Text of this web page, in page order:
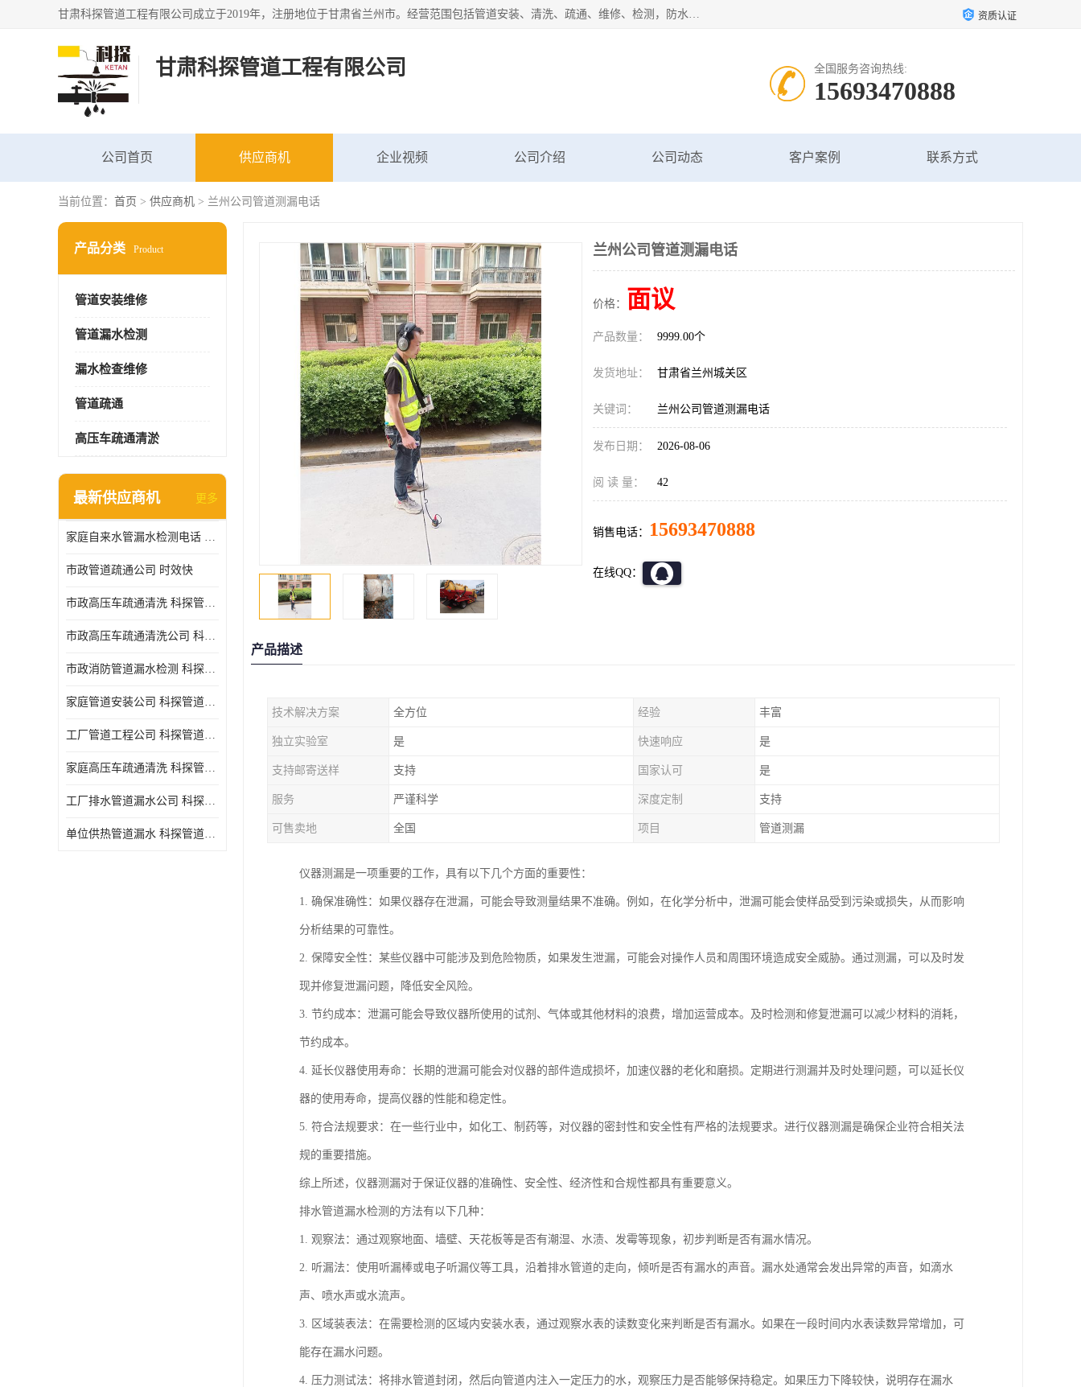
甘肃科探管道工程有限公司成立于2019年，注册地位于甘肃省兰州市。经营范围包括管道安装、清洗、疏通、维修、检测，防水工程，工程钻孔，化粪池清理，暖气安装，给排水管道安装维修，室内外管道如消防、供水、供热管道漏水检测定位，室内外防水堵漏等。 资质认证
甘肃科探管道工程有限公司 全国服务咨询热线:
15693470888
公司首页 供应商机 企业视频 公司介绍 公司动态 客户案例 联系方式
当前位置： 首页 > 供应商机 > 兰州公司管道测漏电话
产品分类 Product
管道安装维修
管道漏水检测
漏水检查维修
管道疏通
高压车疏通清淤
最新供应商机 更多
家庭自来水管漏水检测电话 服务周到
市政管道疏通公司 时效快
市政高压车疏通清洗 科探管道工程 设备齐
市政高压车疏通清洗公司 科探管道工程 经验丰富
市政消防管道漏水检测 科探管道工程 快速上门
家庭管道安装公司 科探管道工程 团队服务
工厂管道工程公司 科探管道工程 时效快
家庭高压车疏通清洗 科探管道工程 服务周到
工厂排水管道漏水公司 科探管道工程 快速上门
单位供热管道漏水 科探管道工程 设备齐
兰州公司管道测漏电话
价格： 面议
产品数量： 9999.00个
发货地址： 甘肃省兰州城关区
关键词： 兰州公司管道测漏电话
发布日期： 2026-08-06
阅 读 量： 42
销售电话： 15693470888
在线QQ：
产品描述
技术解决方案 全方位 经验 丰富
独立实验室 是 快速响应 是
支持邮寄送样 支持 国家认可 是
服务 严谨科学 深度定制 支持
可售卖地 全国 项目 管道测漏
仪器测漏是一项重要的工作，具有以下几个方面的重要性：
1. 确保准确性：如果仪器存在泄漏，可能会导致测量结果不准确。例如，在化学分析中，泄漏可能会使样品受到污染或损失，从而影响
分析结果的可靠性。
2. 保障安全性：某些仪器中可能涉及到危险物质，如果发生泄漏，可能会对操作人员和周围环境造成安全威胁。通过测漏，可以及时发
现并修复泄漏问题，降低安全风险。
3. 节约成本：泄漏可能会导致仪器所使用的试剂、气体或其他材料的浪费，增加运营成本。及时检测和修复泄漏可以减少材料的消耗，
节约成本。
4. 延长仪器使用寿命：长期的泄漏可能会对仪器的部件造成损坏，加速仪器的老化和磨损。定期进行测漏并及时处理问题，可以延长仪
器的使用寿命，提高仪器的性能和稳定性。
5. 符合法规要求：在一些行业中，如化工、制药等，对仪器的密封性和安全性有严格的法规要求。进行仪器测漏是确保企业符合相关法
规的重要措施。
综上所述，仪器测漏对于保证仪器的准确性、安全性、经济性和合规性都具有重要意义。
排水管道漏水检测的方法有以下几种：
1. 观察法：通过观察地面、墙壁、天花板等是否有潮湿、水渍、发霉等现象，初步判断是否有漏水情况。
2. 听漏法：使用听漏棒或电子听漏仪等工具，沿着排水管道的走向，倾听是否有漏水的声音。漏水处通常会发出异常的声音，如滴水
声、喷水声或水流声。
3. 区域装表法：在需要检测的区域内安装水表，通过观察水表的读数变化来判断是否有漏水。如果在一段时间内水表读数异常增加，可
能存在漏水问题。
4. 压力测试法：将排水管道封闭，然后向管道内注入一定压力的水，观察压力是否能够保持稳定。如果压力下降较快，说明存在漏水